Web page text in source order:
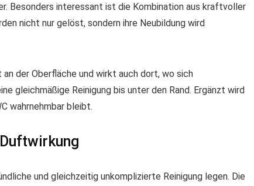
Besonders interessant ist die Kombination aus kraftvoller
nicht nur gelöst, sondern ihre Neubildung wird
der Oberfläche und wirkt auch dort, wo sich
gleichmäßige Reinigung bis unter den Rand. Ergänzt wird
wahrnehmbar bleibt.
und gleichzeitig unkomplizierte Reinigung legen. Die